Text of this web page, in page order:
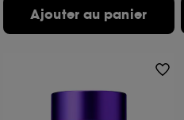
Ajouter au panier